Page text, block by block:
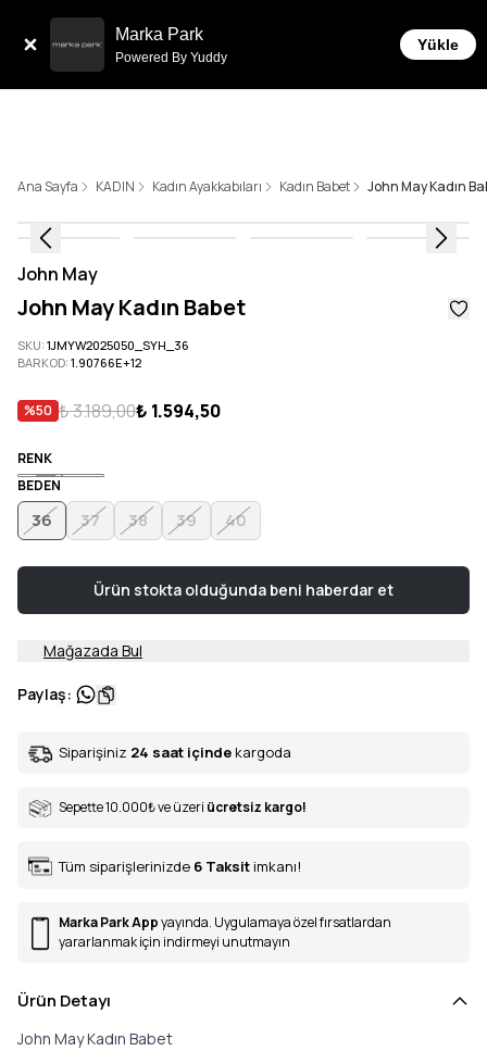
Marka Park
Powered By Yuddy
Yükle
Ana Sayfa KADIN Kadın Ayakkabıları Kadın Babet John May Kadın
John May
John May Kadın Babet
SKU:1JMYW2025050_SYH_36
BARKOD:1.90766E+12
%50 ₺ 3.189,00₺ 1.594,50
RENK
BEDEN
36 37 38 39 40
Ürün stokta olduğunda beni haberdar et
Mağazada Bul
Paylaş:
Siparişiniz 24 saat içinde kargoda
Sepette 10.000₺ve üzeri ücretsiz kargo!
Tüm siparişlerinizde 6 Taksit imkanı!
Marka Park Appyayında. Uygulamaya özel fırsatlardan
yararlanmak için indirmeyi unutmayın
Ürün Detayı
John May Kadın Babet